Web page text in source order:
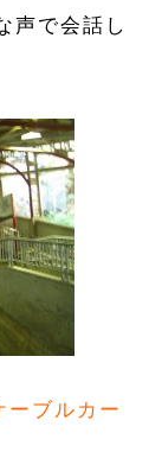
声で会話し
ーブルカー